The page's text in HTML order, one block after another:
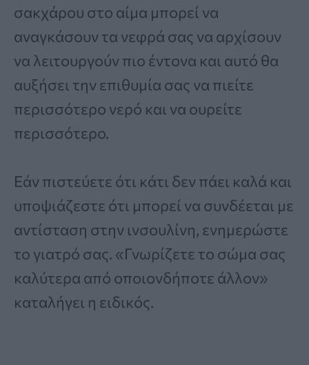
σακχάρου στο αίμα μπορεί να
αναγκάσουν τα νεφρά σας να αρχίσουν
να λειτουργούν πιο έντονα και αυτό θα
αυξήσει την επιθυμία σας να πιείτε
περισσότερο νερό και να ουρείτε
περισσότερο.
Εάν πιστεύετε ότι κάτι δεν πάει καλά και
υποψιάζεστε ότι μπορεί να συνδέεται με
αντίσταση στην ινσουλίνη, ενημερώστε
το γιατρό σας. «Γνωρίζετε το σώμα σας
καλύτερα από οποιονδήποτε άλλον»
καταλήγει η ειδικός.